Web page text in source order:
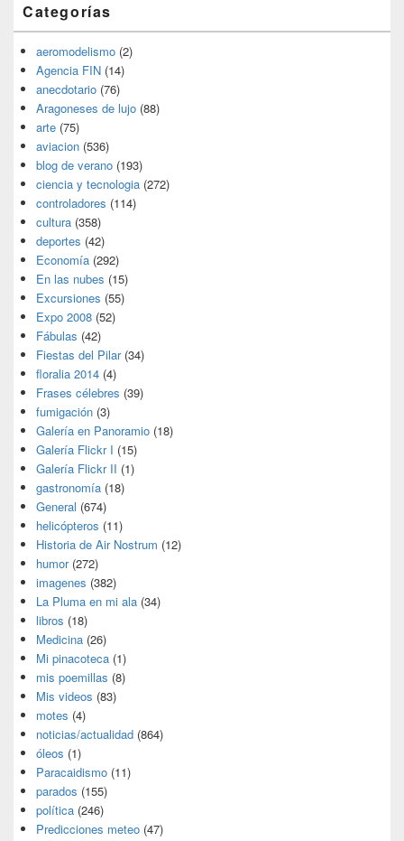
Categorías
aeromodelismo (2)
Agencia FIN (14)
anecdotario (76)
Aragoneses de lujo (88)
arte (75)
aviacion (536)
blog de verano (193)
ciencia y tecnologia (272)
controladores (114)
cultura (358)
deportes (42)
Economía (292)
En las nubes (15)
Excursiones (55)
Expo 2008 (52)
Fábulas (42)
Fiestas del Pilar(34)
floralia 2014 (4)
Frases célebres (39)
fumigación (3)
Galería en Panoramio (18)
Galería Flickr I (15)
Galería Flickr II (1)
gastronomía (18)
General (674)
helicópteros (11)
Historia de Air Nostrum (12)
humor(272)
imagenes (382)
La Pluma en mi ala (34)
libros (18)
Medicina (26)
Mi pinacoteca (1)
mis poemillas (8)
Mis videos (83)
motes (4)
noticias/actualidad (864)
óleos (1)
Paracaidismo (11)
parados (155)
política (246)
Predicciones meteo (47)